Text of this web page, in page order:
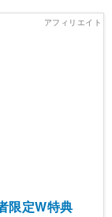
限定W特典